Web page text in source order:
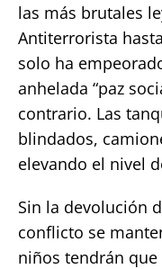
las más brutales
Antiterrorista
solo ha
anhelada “paz
contrario. Las
blindados,
elevando el nivel
Sin la devolución
conflicto se
niños tendrán